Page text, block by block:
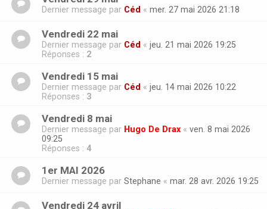
Dernier message par Céd « mer. 27 mai 2026 21:18
Vendredi 22 mai
Dernier message par Céd « jeu. 21 mai 2026 19:25
Réponses : 2
Vendredi 15 mai
Dernier message par Céd « jeu. 14 mai 2026 10:22
Réponses : 3
Vendredi 8 mai
Dernier message par Hugo De Drax « ven. 8 mai 2026
09:25
Réponses : 4
1er MAI 2026
Dernier message par Stephane « mar. 28 avr. 2026 19:25
Vendredi 24 avril